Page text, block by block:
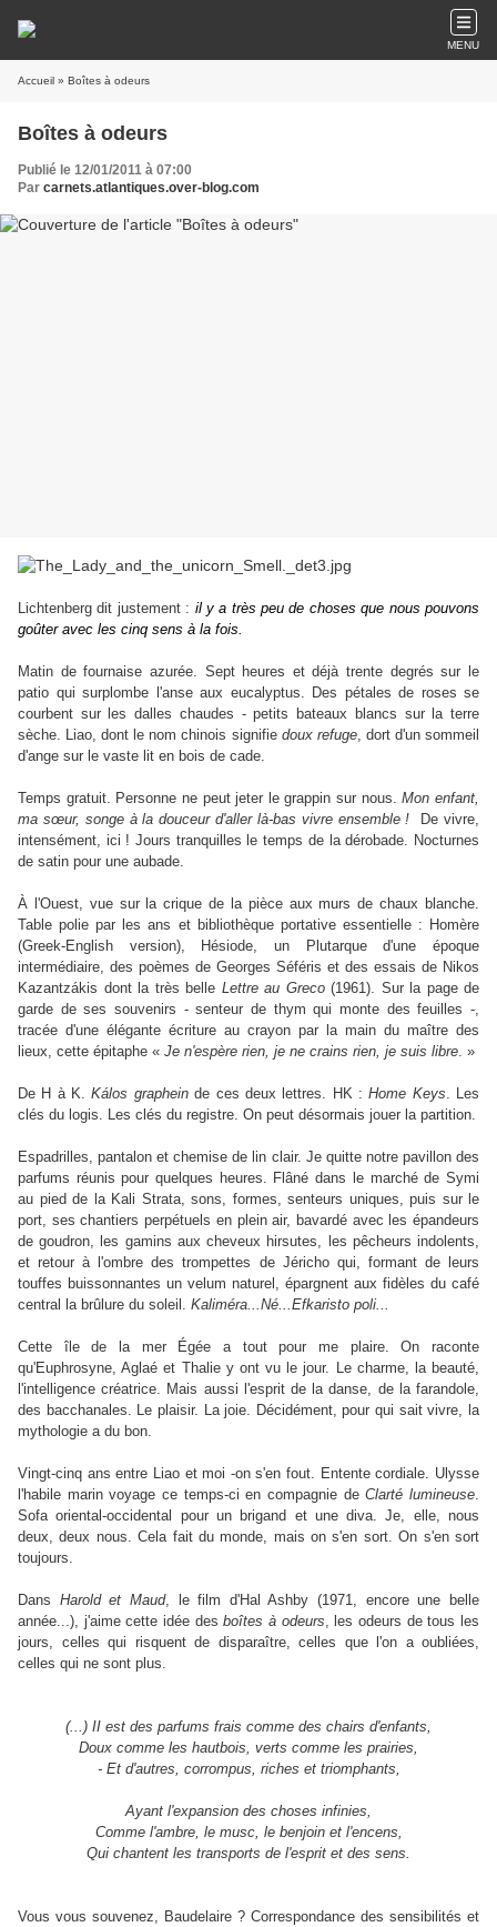
MENU
Accueil » Boîtes à odeurs
Boîtes à odeurs
Publié le 12/01/2011 à 07:00
Par carnets.atlantiques.over-blog.com
Lichtenberg dit justement : il y a très peu de choses que nous pouvons
goûter avec les cinq sens à la fois.
Matin de fournaise azurée. Sept heures et déjà trente degrés sur le
patio qui surplombe l'anse aux eucalyptus. Des pétales de roses se
courbent sur les dalles chaudes - petits bateaux blancs sur la terre
sèche. Liao, dont le nom chinois signifie doux refuge, dort d'un sommeil
d'ange sur le vaste lit en bois de cade.
Temps gratuit. Personne ne peut jeter le grappin sur nous.Mon enfant,
ma sœur, songe à la douceur d'aller là-bas vivre ensemble ! De vivre,
intensément, ici ! Jours tranquilles le temps de la dérobade. Nocturnes
de satin pour une aubade.
À l'Ouest, vue sur la crique de la pièce aux murs de chaux blanche.
Table polie par les ans et bibliothèque portative essentielle : Homère
(Greek-English version), Hésiode, un Plutarque d'une époque
intermédiaire, des poèmes de Georges Séféris et des essais de Nikos
Kazantzákis dont la très belle Lettre au Greco(1961). Sur la page de
garde de ses souvenirs - senteur de thym qui monte des feuilles -,
tracée d'une élégante écriture au crayon par la main du maître des
lieux, cette épitaphe « Je n'espère rien, je ne crains rien, je suis libre. »
De H à K.Kálos grapheinde ces deux lettres. HK :Home Keys. Les
clés du logis. Les clés du registre. On peut désormais jouer la partition.
Espadrilles, pantalon et chemise de lin clair. Je quitte notre pavillon des
parfums réunis pour quelques heures. Flâné dans le marché de Symi
au pied de la Kali Strata, sons, formes, senteurs uniques, puis sur le
port, ses chantiers perpétuels en plein air, bavardé avec les épandeurs
de goudron, les gamins aux cheveux hirsutes, les pêcheurs indolents,
et retour à l'ombre des trompettes de Jéricho qui, formant de leurs
touffes buissonnantes un velum naturel, épargnent aux fidèles du café
central la brûlure du soleil. Kaliméra...Né...Efkaristo poli...
Cette île de la mer Égée a tout pour me plaire. On raconte
qu'Euphrosyne, Aglaé et Thalie y ont vu le jour. Le charme, la beauté,
l'intelligence créatrice. Mais aussi l'esprit de la danse, de la farandole,
des bacchanales. Le plaisir. La joie. Décidément, pour qui sait vivre, la
mythologie a du bon.
Vingt-cinq ans entre Liao et moi -on s'en fout. Entente cordiale. Ulysse
l'habile marin voyage ce temps-ci en compagnie deClarté lumineuse.
Sofa oriental-occidental pour un brigand et une diva. Je, elle, nous
deux, deux nous. Cela fait du monde, mais on s'en sort. On s'en sort
toujours.
Dans Harold et Maud, le film d'Hal Ashby (1971, encore une belle
année...), j'aime cette idée desboîtes à odeurs, les odeurs de tous les
jours, celles qui risquent de disparaître, celles que l'on a oubliées,
celles qui ne sont plus.
(...) II est des parfums frais comme des chairs d'enfants,
Doux comme les hautbois, verts comme les prairies,
- Et d'autres, corrompus, riches et triomphants,
Ayant l'expansion des choses infinies,
Comme l'ambre, le musc, le benjoin et l'encens,
Qui chantent les transports de l'esprit et des sens.
Vous vous souvenez, Baudelaire ? Correspondance des sensibilités et